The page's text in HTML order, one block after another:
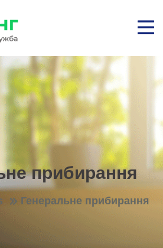
прибирання
Генеральне прибирання